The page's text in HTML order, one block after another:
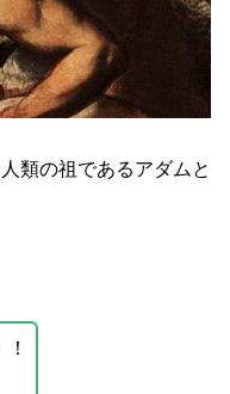
類の祖であるアダムと